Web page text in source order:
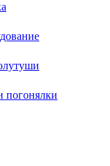
погонялки